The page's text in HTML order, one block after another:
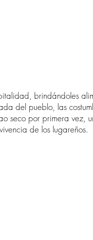
brindándoles
del pueblo, las
seco por primera vez,
de los lugareños.